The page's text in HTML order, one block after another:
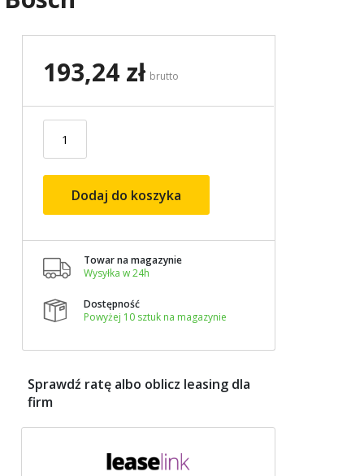
193,24 zł brutto
Dodaj do koszyka

Towar na magazynie
Wysyłka w 24h

Dostępność
Powyżej 10 sztuk na magazynie
Sprawdź ratę albo oblicz leasing dla
firm